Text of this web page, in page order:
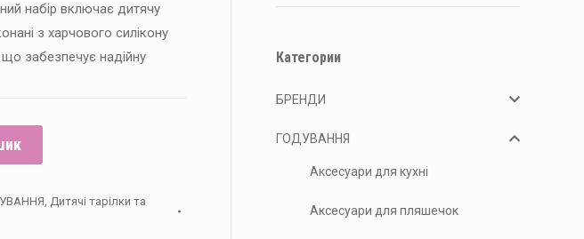
набір включає дитячу
з харчового силікону
забезпечує надійну
, Дитячі тарілки та
Категории
БРЕНДИ
ГОДУВАННЯ
Аксесуари для кухні
Аксесуари для пляшечок